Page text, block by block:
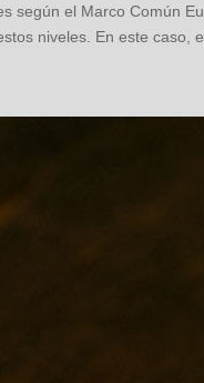
según el Marco Común
niveles. En este caso,